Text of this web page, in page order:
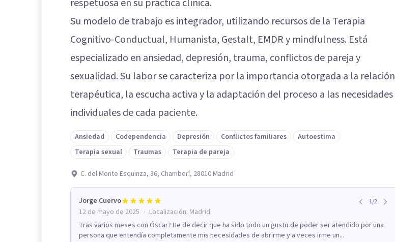
respetuosa en su práctica clínica.
Su modelo de trabajo es integrador, utilizando recursos de la Terapia
Cognitivo-Conductual, Humanista, Gestalt, EMDR y mindfulness. Está
especializado en ansiedad, depresión, trauma, conflictos de pareja y
sexualidad. Su labor se caracteriza por la importancia otorgada a la relación
terapéutica, la escucha activa y la adaptación del proceso a las necesidades
individuales de cada paciente.
Ansiedad Codependencia Depresión Conflictos familiares
Autoestima
Terapia sexual
Traumas Terapia de pareja
C. del Monte Esquinza, 36, Chamberí, 28010 Madrid
Jorge Cuervo 1/2
12 de mayo de 2025 · Localización: Madrid
Tras varios meses con Óscar? He de decir que ha sido todo un gusto de poder ser atendido por una
persona que entendía completamente mis necesidades de abrirme y a veces irme un...